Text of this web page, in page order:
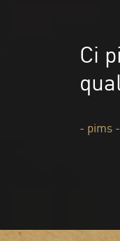
Ci
- pims